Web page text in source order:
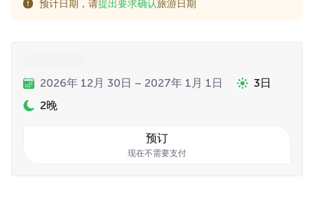
预计日期，请提出要求确认旅游日期
2026年 12月 30日 – 2027年 1月 1日
3日
2晚
预订
现在不需要支付